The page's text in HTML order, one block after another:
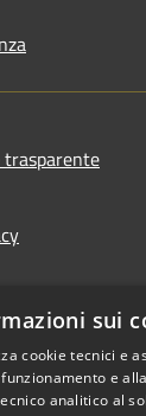
sui
cookie tecnici e
e
analitico al